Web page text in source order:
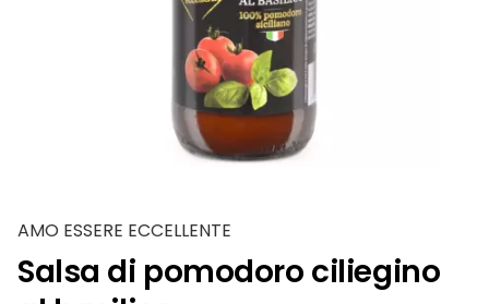
AMO ESSERE ECCELLENTE
Salsa di pomodoro ciliegino